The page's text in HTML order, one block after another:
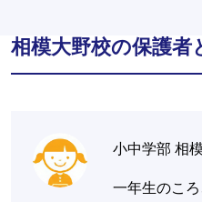
相模大野校の保護者
小中学部 相
一年生のこ